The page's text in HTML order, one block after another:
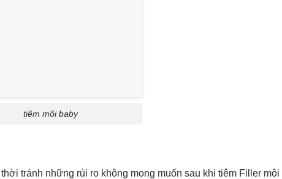
tiêm môi baby
tránh những rủi ro không mong muốn sau khi tiêm Filler môi